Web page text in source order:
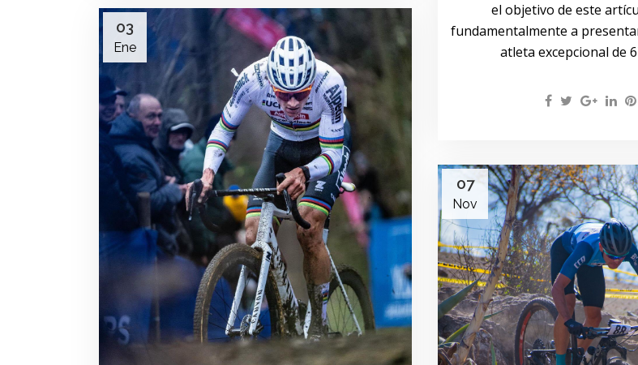
el objetivo de este
fundamentalmente a
atleta excepcional de
03
Ene
07
Nov